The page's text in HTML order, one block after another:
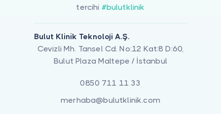
tercihi #bulutklinik
Bulut Klinik Teknoloji A.Ş.
Cevizli Mh. Tansel Cd. No:12 Kat:8 D:60,
Bulut Plaza Maltepe / İstanbul
0850 711 11 33
merhaba@bulutklinik.com